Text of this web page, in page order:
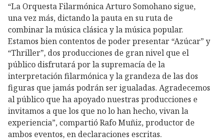
“La Orquesta Filarmónica Arturo Somohano sigue,
una vez más, dictando la pauta en su ruta de
combinar la música clásica y la música popular.
Estamos bien contentos de poder presentar “Azúcar” y
“Thriller”, dos producciones de gran nivel que el
público disfrutará por la supremacía de la
interpretación filarmónica y la grandeza de las dos
figuras que jamás podrán ser igualadas. Agradecemos
al público que ha apoyado nuestras producciones e
invitamos a que los que no lo han hecho, vivan la
experiencia”, compartió Rafo Muñiz, productor de
ambos eventos, en declaraciones escritas.